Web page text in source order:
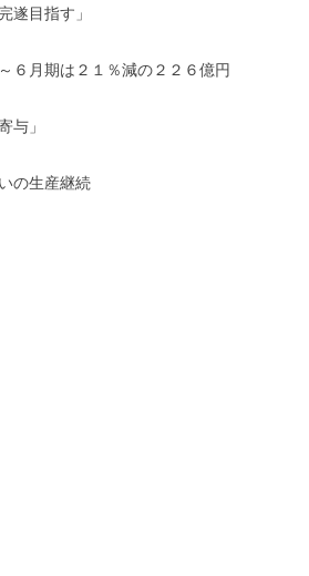
遂目指す」
６月期は２１％減の２２６億円
与」
の生産継続